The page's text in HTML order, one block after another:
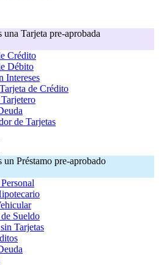
una Tarjeta pre-aprobada
Crédito
Débito
Intereses
de Crédito
de Tarjetas
un Préstamo pre-aprobado
Sueldo
Tarjetas